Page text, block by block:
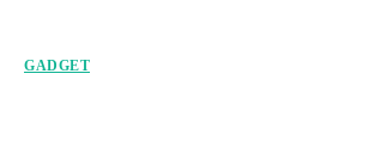
GADGET